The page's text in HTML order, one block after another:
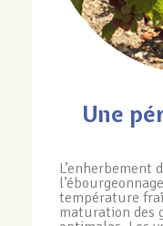
Une
L’enherbement
température
maturation des